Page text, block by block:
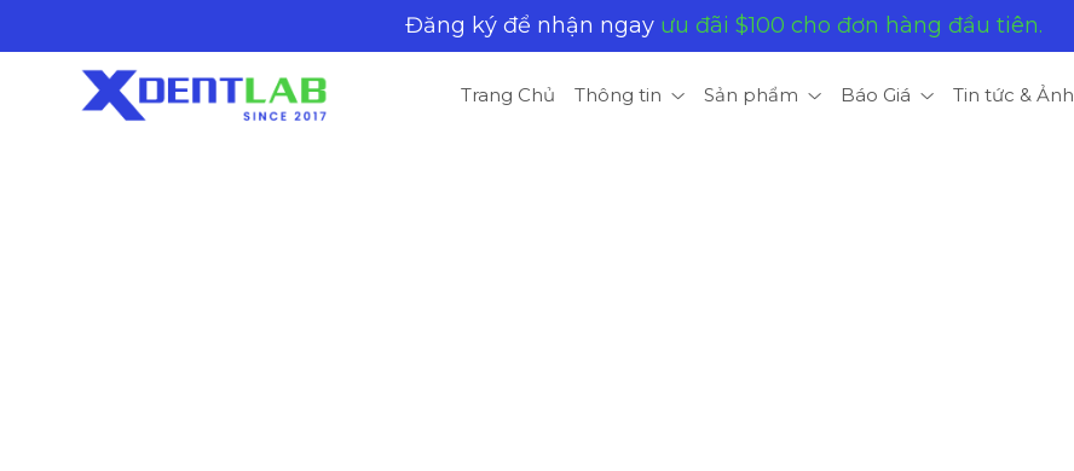
Đăng ký để nhận ngay ưu đãi $100 cho đơn hàng đầu tiên.
Trang Chủ Thông tin Sản phẩm Báo Giá Tin tức & Ảnh